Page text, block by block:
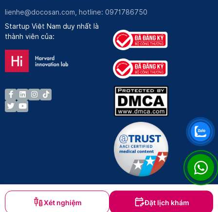
Xét nghiệm Đặt lịch khám
lienhe@docosan.com, hotline: 0971786750
Startup Việt Nam duy nhất là
thành viên của:
Bản quyền © Docosan 2023